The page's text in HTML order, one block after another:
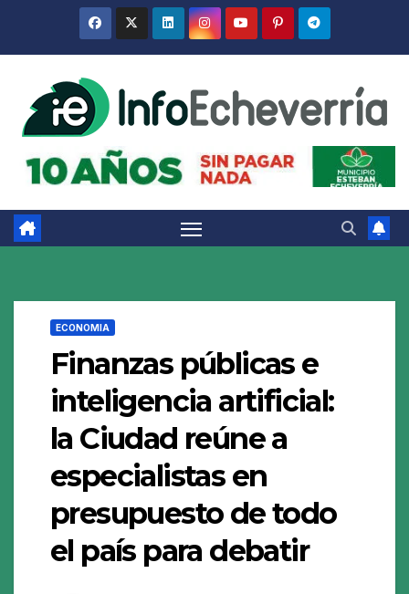
ECONOMIA
Finanzas públicas e
inteligencia artificial:
la Ciudad reúne a
especialistas en
presupuesto de todo
el país para debatir